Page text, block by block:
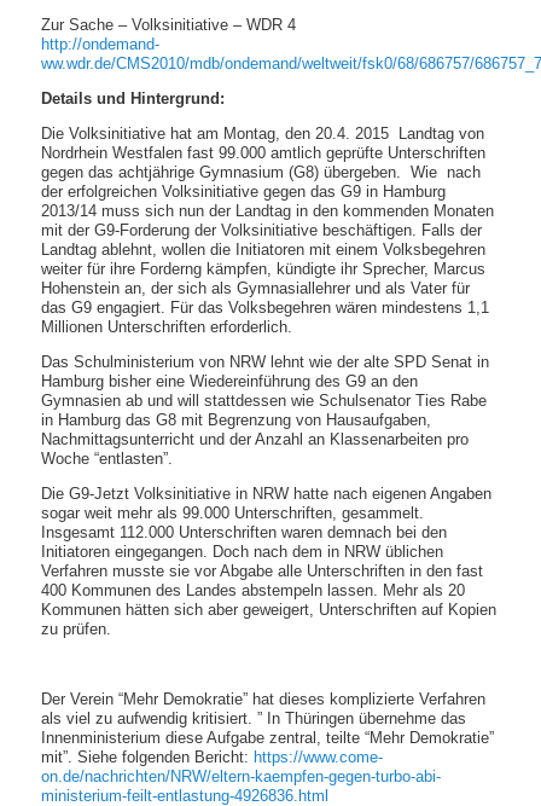
Zur Sache – Volksinitiative – WDR 4
http://ondemand-
ww.wdr.de/CMS2010/mdb/ondemand/weltweit/fsk0/68/686757/
Details und Hintergrund:
Die Volksinitiative hat am Montag, den 20.4. 2015 Landtag von
Nordrhein Westfalen fast 99.000 amtlich geprüfte Unterschriften
gegen das achtjährige Gymnasium (G8) übergeben. Wie nach
der erfolgreichen Volksinitiative gegen das G9 in Hamburg
2013/14 muss sich nun der Landtag in den kommenden Monaten
mit der G9-Forderung der Volksinitiative beschäftigen. Falls der
Landtag ablehnt, wollen die Initiatoren mit einem Volksbegehren
weiter für ihre Forderng kämpfen, kündigte ihr Sprecher, Marcus
Hohenstein an, der sich als Gymnasiallehrer und als Vater für
das G9 engagiert. Für das Volksbegehren wären mindestens 1,1
Millionen Unterschriften erforderlich.
Das Schulministerium von NRW lehnt wie der alte SPD Senat in
Hamburg bisher eine Wiedereinführung des G9 an den
Gymnasien ab und will stattdessen wie Schulsenator Ties Rabe
in Hamburg das G8 mit Begrenzung von Hausaufgaben,
Nachmittagsunterricht und der Anzahl an Klassenarbeiten pro
Woche “entlasten”.
Die G9-Jetzt Volksinitiative in NRW hatte nach eigenen Angaben
sogar weit mehr als 99.000 Unterschriften, gesammelt.
Insgesamt 112.000 Unterschriften waren demnach bei den
Initiatoren eingegangen. Doch nach dem in NRW üblichen
Verfahren musste sie vor Abgabe alle Unterschriften in den fast
400 Kommunen des Landes abstempeln lassen. Mehr als 20
Kommunen hätten sich aber geweigert, Unterschriften auf Kopien
zu prüfen.
Der Verein “Mehr Demokratie” hat dieses komplizierte Verfahren
als viel zu aufwendig kritisiert. ” In Thüringen übernehme das
Innenministerium diese Aufgabe zentral, teilte “Mehr Demokratie”
mit”. Siehe folgenden Bericht: https://www.come-
on.de/nachrichten/NRW/eltern-kaempfen-gegen-turbo-abi-
ministerium-feilt-entlastung-4926836.html